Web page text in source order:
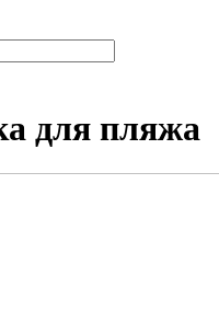
для пляжа